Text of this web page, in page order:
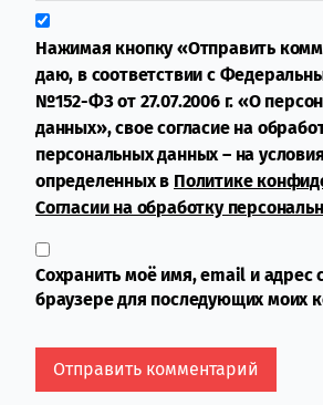
Нажимая кнопку «Отправить
даю, в соответствии с
№152-ФЗ от 27.07.2006 г. «О
данных», свое согласие на
персональных данных – на
определенных в Политике
Согласии на обработку
Сохранить моё имя, email и адрес
браузере для последующих моих